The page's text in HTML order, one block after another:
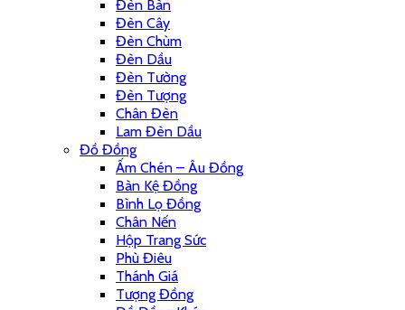
Đèn Bàn
Đèn Cây
Đèn Chùm
Đèn Dầu
Đèn Tường
Đèn Tượng
Chân Đèn
Lam Đèn Dầu
Đồ Đồng
Ấm Chén – Âu Đồng
Bàn Kệ Đồng
Bình Lọ Đồng
Chân Nến
Hộp Trang Sức
Phù Điêu
Thánh Giá
Tượng Đồng